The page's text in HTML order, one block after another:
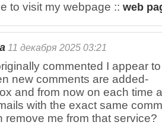
to visit my webpage :: web
11 декабря 2025 03:21
commented I appear
new comments are added-
and from now on each time
with the exact same
remove me from that service?